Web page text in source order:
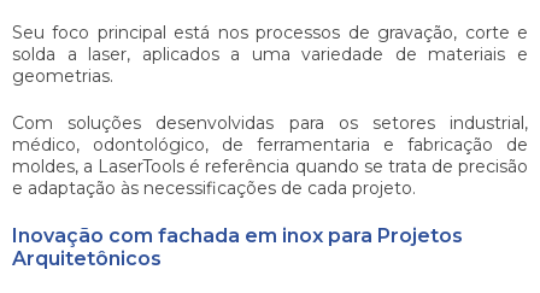
Seu foco principal está nos processos de gravação, corte e
solda a laser, aplicados a uma variedade de materiais e
geometrias.
Com soluções desenvolvidas para os setores industrial,
médico, odontológico, de ferramentaria e fabricação de
moldes, a LaserTools é referência quando se trata de precisão
e adaptação às necessificações de cada projeto.
Inovação com fachada em inox para Projetos
Arquitetônicos